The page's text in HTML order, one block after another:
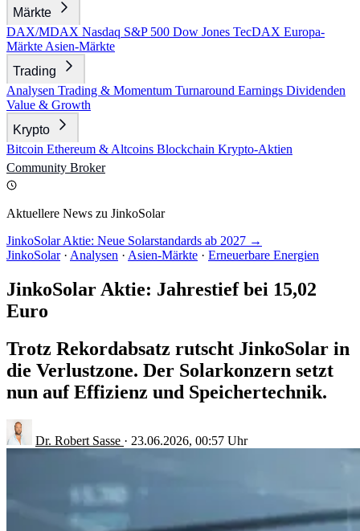
Märkte
DAX/MDAX Nasdaq S&P 500 Dow Jones TecDAX Europa-
Märkte Asien-Märkte
Trading
Analysen Trading & Momentum Turnaround Earnings Dividenden
Value & Growth
Krypto
Bitcoin Ethereum & Altcoins Blockchain Krypto-Aktien
Community Broker
Aktuellere News zu JinkoSolar
JinkoSolar Aktie: Neue Solarstandards ab 2027 →
JinkoSolar · Analysen · Asien-Märkte · Erneuerbare Energien
JinkoSolar Aktie: Jahrestief bei 15,02
Euro
Trotz Rekordabsatz rutscht JinkoSolar in
die Verlustzone. Der Solarkonzern setzt
nun auf Effizienz und Speichertechnik.
Dr. Robert Sasse · 23.06.2026, 00:57 Uhr